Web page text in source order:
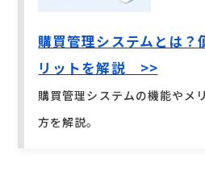
購買管理システムとは？
リットを解説 >>
購買管理システムの機能やメ
方を解説。